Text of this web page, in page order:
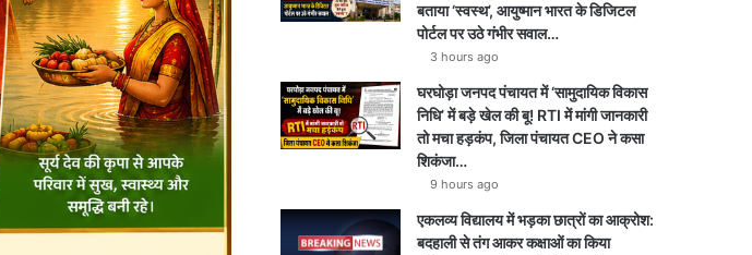
बताया ‘स्वस्थ’, आयुष्मान भारत के डिजिटल
पोर्टल पर उठे गंभीर सवाल…
3 hours ago
घरघोड़ा जनपद पंचायत में ‘सामुदायिक विकास
निधि’ में बड़े खेल की बू! RTI में मांगी जानकारी
तो मचा हड़कंप, जिला पंचायत CEO ने कसा
शिकंजा…
9 hours ago
एकलव्य विद्यालय में भड़का छात्रों का आक्रोश:
बदहाली से तंग आकर कक्षाओं का किया